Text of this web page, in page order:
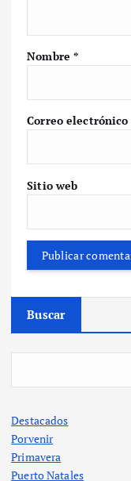
Nombre*
Correo electrónico
Sitio web
Buscar
Destacados
Porvenir
Primavera
Puerto Natales